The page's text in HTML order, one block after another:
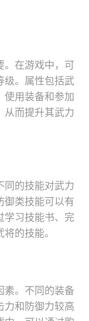
。在游戏中，可
级。属性包括武
使用装备和参加
从而提升其武力
同的技能对武力
御类技能可以有
学习技能书、完
的技能。
素。不同的装备
力和防御力较高